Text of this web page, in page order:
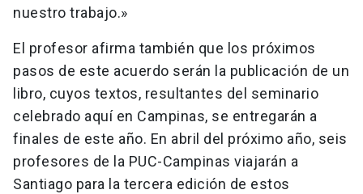
nuestro trabajo.»
El profesor afirma también que los próximos
pasos de este acuerdo serán la publicación de un
libro, cuyos textos, resultantes del seminario
celebrado aquí en Campinas, se entregarán a
finales de este año. En abril del próximo año, seis
profesores de la PUC-Campinas viajarán a
Santiago para la tercera edición de estos